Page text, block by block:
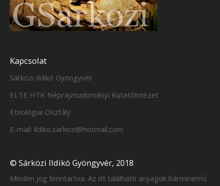
Kapcsolat
Sárközi Ildikó Gyöngyvér
ELTE HTK Néprajztudományi Kutatóintézet
Etnológiai Osztály
E-mail: ildiko.sarkozi@hotmail.com
© Sárközi Ildikó Gyöngyvér, 2018
Minden jog fenntartva. Az itt található anyagok bárminemű